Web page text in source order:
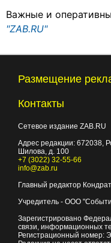
Важные и
"ZAB.RU"
Размещение
Контакты
Сетевое издание ZAB.RU
Адрес редакции: 672038,
Шилова, д. 100
+7 (3022) 32-55-66
info@zab.ru
Главный редактор
Учредитель - ООО
Зарегистрировано
связи, информационных
Регистрационный номер: